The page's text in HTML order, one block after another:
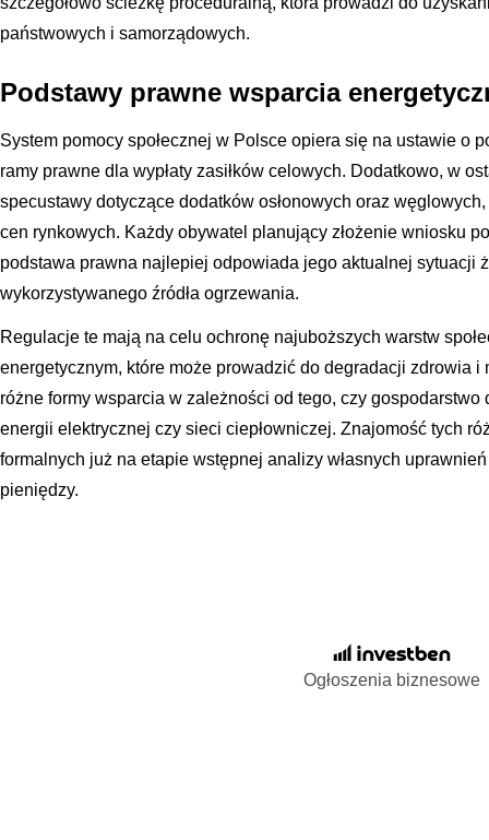
państwowych i samorządowych.
Podstawy prawne wsparcia
System pomocy społecznej w Polsce opiera się na ustawie o
ramy prawne dla wypłaty zasiłków celowych. Dodatkowo, w
specustawy dotyczące dodatków osłonowych oraz
cen rynkowych. Każdy obywatel planujący złożenie wniosku
podstawa prawna najlepiej odpowiada jego aktualnej sytuacji
wykorzystywanego źródła ogrzewania.
Regulacje te mają na celu ochronę najuboższych warstw
energetycznym, które może prowadzić do degradacji zdrowia i
różne formy wsparcia w zależności od tego, czy
energii elektrycznej czy sieci ciepłowniczej. Znajomość tych
formalnych już na etapie wstępnej analizy własnych
pieniędzy.
Ogłoszenia biznesowe